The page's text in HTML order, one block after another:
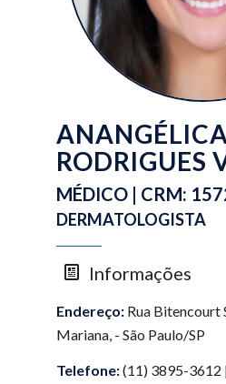
RODRIGUES
MÉDICO | CRM:
DERMATOLOGISTA
Informações
Endereço: Rua Bitencourt
Mariana, - São Paulo/SP
Telefone:(11) 3895-3612